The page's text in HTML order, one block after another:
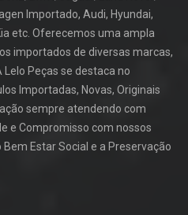
Importado, Audi, Hyundai,
etc. Oferecemos uma ampla
importados de diversas marcas,
Peças se destaca no
Importadas, Novas, Originais
sempre atendendo com
e Compromisso com nossos
Estar Social e a Preservação